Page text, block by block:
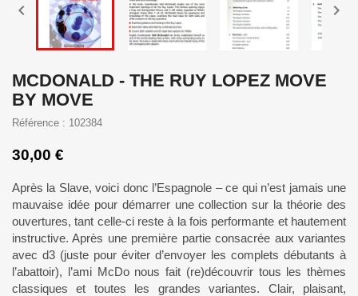
 
MCDONALD - THE RUY LOPEZ MOVE
BY MOVE
Référence : 102384
30,00 €
Après la Slave, voici donc l’Espagnole – ce qui n’est jamais une
mauvaise idée pour démarrer une collection sur la théorie des
ouvertures, tant celle-ci reste à la fois performante et hautement
instructive. Après une première partie consacrée aux variantes
avec d3 (juste pour éviter d’envoyer les complets débutants à
l’abattoir), l’ami McDo nous fait (re)découvrir tous les thèmes
classiques et toutes les grandes variantes. Clair, plaisant,